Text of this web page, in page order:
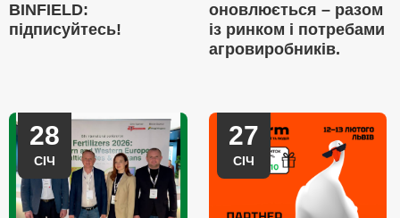
BINFIELD:
підписуйтесь!
оновлюється – разом
із ринком і потребами
агровиробників.
28
СІЧ
27
СІЧ